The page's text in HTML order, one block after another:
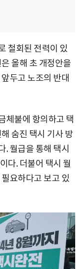
철회된 전력이 있
올해 초 개정안을
두고 노조의 반대
체불에 항의하고 택
숨진 택시 기사 방
. 월급을 통해 택시
다. 더불어 택시 월
요하다고 보고 있